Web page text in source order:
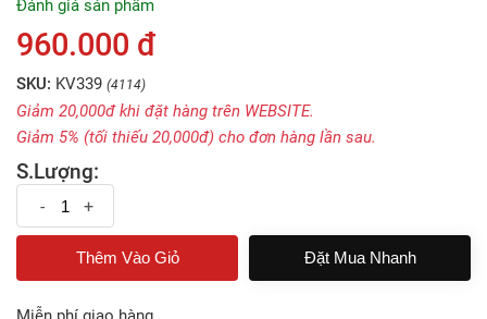
Đánh giá sản phẩm
960.000 đ
SKU: KV339 (4114)
Giảm 20,000đ khi đặt hàng trên WEBSITE.
Giảm 5% (tối thiếu 20,000đ) cho đơn hàng lần sau.
S.Lượng:
- +
Đặt Mua Nhanh